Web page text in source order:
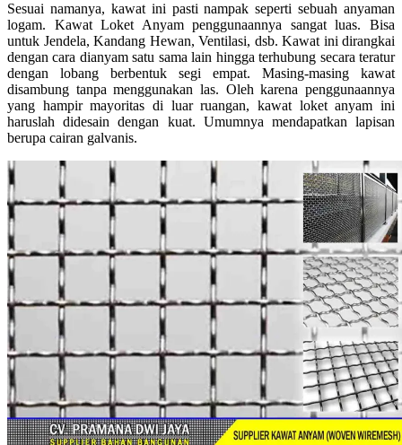
Sesuai namanya, kawat ini pasti nampak seperti sebuah anyaman
logam. Kawat Loket Anyam penggunaannya sangat luas. Bisa
untuk Jendela, Kandang Hewan, Ventilasi, dsb. Kawat ini dirangkai
dengan cara dianyam satu sama lain hingga terhubung secara teratur
dengan lobang berbentuk segi empat. Masing-masing kawat
disambung tanpa menggunakan las. Oleh karena penggunaannya
yang hampir mayoritas di luar ruangan, kawat loket anyam ini
haruslah didesain dengan kuat. Umumnya mendapatkan lapisan
berupa cairan galvanis.